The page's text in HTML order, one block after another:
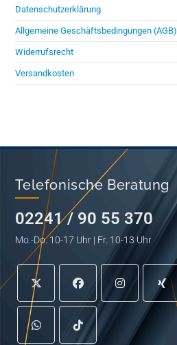
Datenschutzerklärung
Allgemeine Geschäftsbedingungen (AGB)
Widerrufsrecht
Versandkosten
Telefonische Beratung
02241 / 90 55 370
Mo.-Do. 10-17 Uhr | Fr. 10-13 Uhr